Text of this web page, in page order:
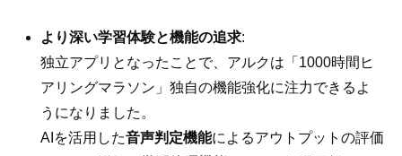
より深い学習体験と機能の追求:
独立アプリとなったことで、アルクは「1000時間ヒ
アリングマラソン」独自の機能強化に注力できるよ
うになりました。
AIを活用した音声判定機能によるアウトプットの評価